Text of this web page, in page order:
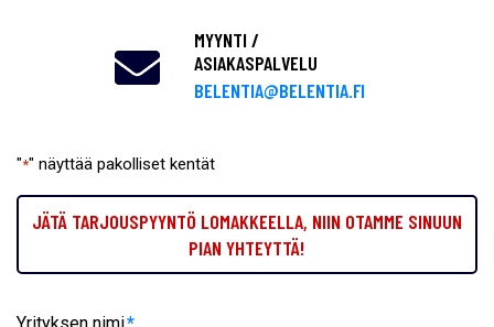
"*" näyttää pakolliset kentät
JÄTÄ TARJOUSPYYNTÖ LOMAKKEELLA, NIIN OTAMME SINUUN
PIAN YHTEYTTÄ!
Yrityksen nimi*
MYYNTI /
ASIAKASPALVELU
BELENTIA@BELENTIA.FI